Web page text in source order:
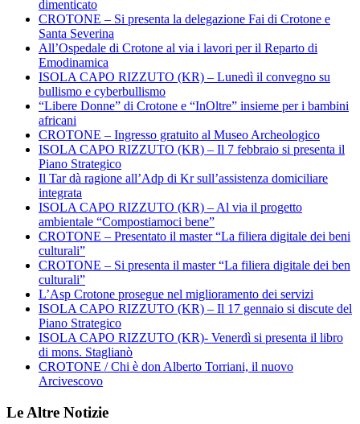
dimenticato
CROTONE – Si presenta la delegazione Fai di Crotone e
Santa Severina
All’Ospedale di Crotone al via i lavori per il Reparto di
Emodinamica
ISOLA CAPO RIZZUTO (KR) – Lunedì il convegno su
bullismo e cyberbullismo
“Libere Donne” di Crotone e “InOltre” insieme per i bambini
africani
CROTONE – Ingresso gratuito al Museo Archeologico
ISOLA CAPO RIZZUTO (KR) – Il 7 febbraio si presenta il
Piano Strategico
Il Tar dà ragione all’Adp di Kr sull’assistenza domiciliare
integrata
ISOLA CAPO RIZZUTO (KR) – Al via il progetto
ambientale “Compostiamoci bene”
CROTONE – Presentato il master “La filiera digitale dei beni
culturali”
CROTONE – Si presenta il master “La filiera digitale dei ben
culturali”
L’Asp Crotone prosegue nel miglioramento dei servizi
ISOLA CAPO RIZZUTO (KR) – Il 17 gennaio si discute del
Piano Strategico
ISOLA CAPO RIZZUTO (KR)- Venerdì si presenta il libro
di mons. Staglianò
CROTONE / Chi è don Alberto Torriani, il nuovo
Arcivescovo
Le Altre Notizie